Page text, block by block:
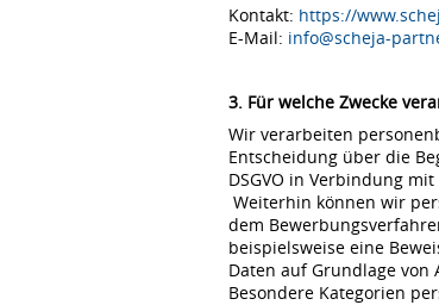
Kontakt: https://
E-Mail: info@scheja-
3. Für welche Zwecke
Wir verarbeiten
Entscheidung über die
DSGVO in Verbindung mit
Weiterhin können wir
dem
beispielsweise eine
Daten auf Grundlage von
Besondere Kategorien